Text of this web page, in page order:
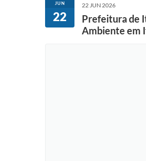
JUN
22
22 JUN 2026
Prefeitura de
Ambiente em